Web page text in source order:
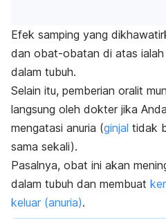
Efek samping yang
dan obat-obatan di atas ialah
dalam tubuh.
Selain itu, pemberian oralit
langsung oleh dokter jika
mengatasi anuria (ginjal tidak
sama sekali).
Pasalnya, obat ini akan
dalam tubuh dan membuat
keluar (anuria).